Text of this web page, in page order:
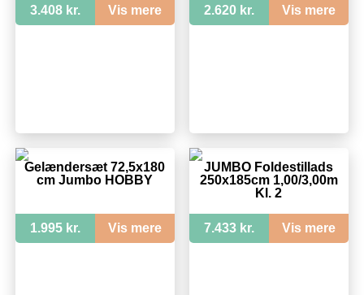
3.408 kr. Vis mere 2.620 kr. Vis mere
Gelændersæt 72,5x180
cm Jumbo HOBBY
1.995 kr. Vis mere
JUMBO Foldestillads
250x185cm 1,00/3,00m
Kl. 2
7.433 kr. Vis mere